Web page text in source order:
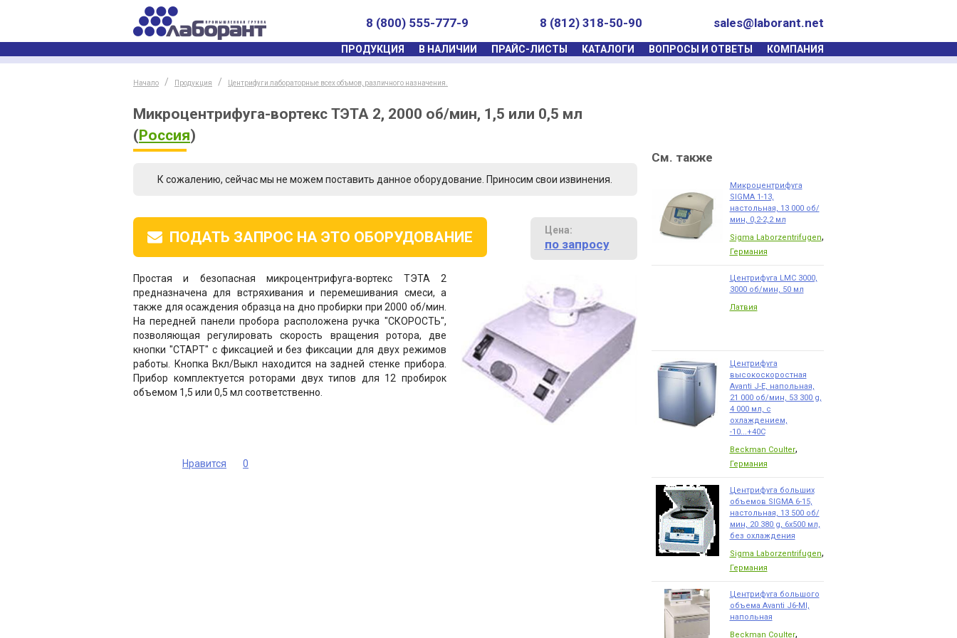
sales@laborant.net
8 (812) 318-50-90
8 (800) 555-777-9
ПРОДУКЦИЯ В НАЛИЧИИ ПРАЙС-ЛИСТЫ КАТАЛОГИ ВОПРОСЫ И ОТВЕТЫ КОМПАНИЯ
Начало Продукция Центрифуги лабораторные всех объмов, различного назначения.
Микроцентрифуга-вортекс ТЭТА 2, 2000 об/мин, 1,5 или 0,5 мл
(Россия)
К сожалению, сейчас мы не можем поставить данное оборудование. Приносим свои извинения.
ПОДАТЬ ЗАПРОС НА ЭТО ОБОРУДОВАНИЕ Цена:
по запросу
Простая и безопасная микроцентрифуга-вортекс ТЭТА 2
предназначена для встряхивания и перемешивания смеси, а
также для осаждения образца на дно пробирки при 2000 об/мин.
На передней панели пробора расположена ручка "СКОРОСТЬ",
позволяющая регулировать скорость вращения ротора, две
кнопки "СТАРТ" с фиксацией и без фиксации для двух режимов
работы. Кнопка Вкл/Выкл находится на задней стенке прибора.
Прибор комплектуется роторами двух типов для 12 пробирок
объемом 1,5 или 0,5 мл соответственно.
Нравится 0
См. также
Микроцентрифуга
SIGMA 1-13,
настольная, 13 000 об/
мин, 0,2-2,2 мл
Sigma Laborzentrifugen,
Германия
Центрифуга LMC 3000,
3000 об/мин, 50 мл
Латвия
Центрифуга
высокоскоростная
Avanti J-E, напольная,
21 000 об/мин, 53 300 g,
4 000 мл, с
охлаждением,
-10...+40С
Beckman Coulter,
Германия
Центрифуга больших
объемов SIGMA 6-15,
настольная, 13 500 об/
мин, 20 380 g, 6x500 мл,
без охлаждения
Sigma Laborzentrifugen,
Германия
Центрифуга большого
объема Avanti J6-MI,
напольная
Beckman Coulter,